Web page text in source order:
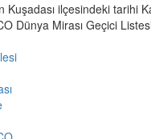
Kuşadası ilçesindeki tarihi
Dünya Mirası Geçici